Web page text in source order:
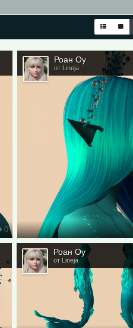
0
Роан Оу
от Lineja
Роан Оу
от Lineja